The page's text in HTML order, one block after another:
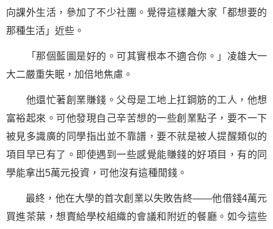
向課外生活，參加了不少社團。覺得這樣離大家「都想要的
那種生活」近些。
「那個藍圖是好的。可其實根本不適合你。」凌雄大一
大二嚴重失眠，加倍地焦慮。
他還忙著創業賺錢。父母是工地上扛鋼筋的工人，他想
富裕起來。可他發現自己辛苦想的一些創業點子，要不一下
被見多識廣的同學指出並不靠譜，要不就是被人提醒類似的
項目早已有了。即使遇到一些感覺能賺錢的好項目，有的同
學能拿出5萬元投資，可他沒有這種閒錢。
最終，他在大學的首次創業以失敗告終——他借錢4萬元
買進茶葉，想賣給學校組織的會議和附近的餐廳。如今這些